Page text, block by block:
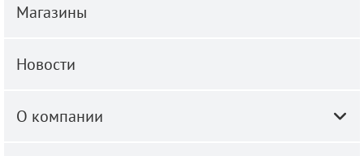
Магазины
Новости
О компании